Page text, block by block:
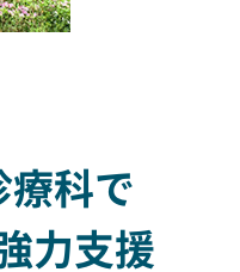
療科で
力支援